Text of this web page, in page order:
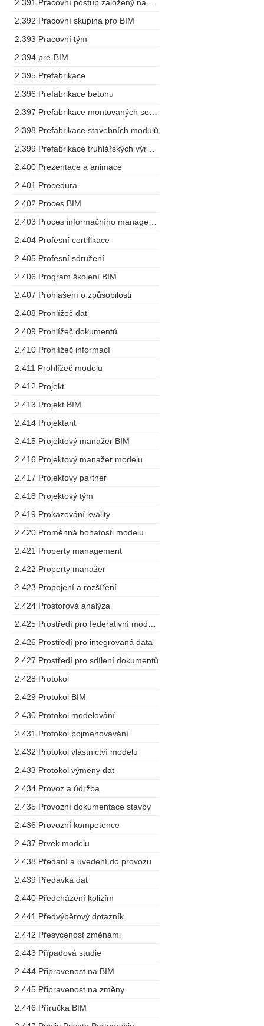
2.392 Pracovní skupina pro BIM
2.393 Pracovní tým
2.394 pre-BIM
2.395 Prefabrikace
2.396 Prefabrikace betonu
2.398 Prefabrikace stavebních modulů
2.400 Prezentace a animace
2.401 Procedura
2.402 Proces BIM
2.404 Profesní certifikace
2.405 Profesní sdružení
2.406 Program školení BIM
2.407 Prohlášení o způsobilosti
2.408 Prohlížeč dat
2.409 Prohlížeč dokumentů
2.410 Prohlížeč informací
2.411 Prohlížeč modelu
2.412 Projekt
2.413 Projekt BIM
2.414 Projektant
2.415 Projektový manažer BIM
2.416 Projektový manažer modelu
2.417 Projektový partner
2.418 Projektový tým
2.419 Prokazování kvality
2.420 Proměnná bohatosti modelu
2.421 Property management
2.422 Property manažer
2.423 Propojení a rozšíření
2.424 Prostorová analýza
2.426 Prostředí pro integrovaná data
2.427 Prostředí pro sdílení dokumentů
2.428 Protokol
2.429 Protokol BIM
2.430 Protokol modelování
2.431 Protokol pojmenovávání
2.432 Protokol vlastnictví modelu
2.433 Protokol výměny dat
2.434 Provoz a údržba
2.435 Provozní dokumentace stavby
2.436 Provozní kompetence
2.437 Prvek modelu
2.438 Předání a uvedení do provozu
2.439 Předávka dat
2.440 Předcházení kolizím
2.441 Předvýběrový dotazník
2.442 Přesycenost změnami
2.443 Případová studie
2.444 Připravenost na BIM
2.445 Připravenost na změny
2.446 Příručka BIM